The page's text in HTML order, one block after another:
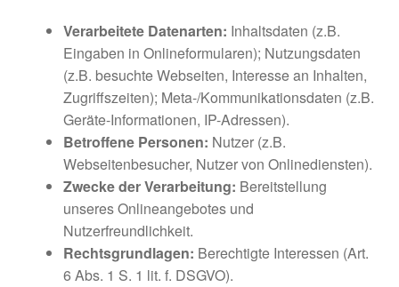
Verarbeitete Datenarten: Inhaltsdaten (z.B.
Eingaben in Onlineformularen); Nutzungsdaten
(z.B. besuchte Webseiten, Interesse an Inhalten,
Zugriffszeiten); Meta-/Kommunikationsdaten (z.B.
Geräte-Informationen, IP-Adressen).
Betroffene Personen: Nutzer (z.B.
Webseitenbesucher, Nutzer von Onlinediensten).
Zwecke der Verarbeitung: Bereitstellung
unseres Onlineangebotes und
Nutzerfreundlichkeit.
Rechtsgrundlagen: Berechtigte Interessen (Art.
6 Abs. 1 S. 1 lit. f. DSGVO).